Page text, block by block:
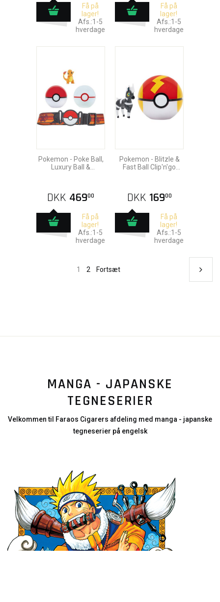
Få på
lager!
Afs.:1-5
hverdage
Få på
lager!
Afs.:1-5
hverdage
Pokemon - Poke Ball,
Luxury Ball &
DKK 46900
Få på
lager!
Afs.:1-5
hverdage
Pokemon - Blitzle &
Fast Ball Clip'n'go
DKK 16900
Få på
lager!
Afs.:1-5
hverdage
1 2 Fortsæt
MANGA - JAPANSKE
TEGNESERIER
Velkommen til Faraos Cigarers afdeling med manga - japanske
tegneserier på engelsk